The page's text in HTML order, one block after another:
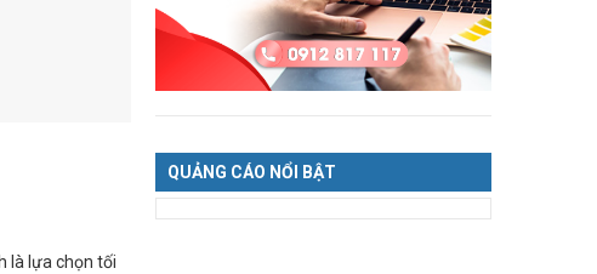
là lựa chọn tối
QUẢNG CÁO NỔI BẬT